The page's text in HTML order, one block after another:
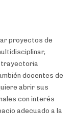
proyectos de
trayectoria
docentes de
abrir sus
con interés
adecuado a la